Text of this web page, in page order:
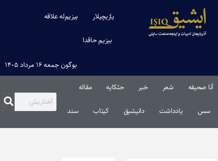
یازیچیلار بیزیم‌له علاقه
بیزیم حاقدا
بوگون جمعه ۱۶ مرداد ۱۴۰۵
آنا صحیفه شعر خبر حئکایه مقاله‌
سس یادداشت دانیشیق کیتاب سند